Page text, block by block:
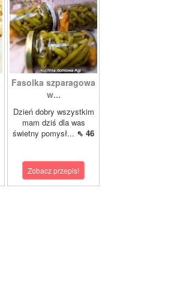
Fasolka szparagowa
w...
Dzień dobry wszystkim
mam dziś dla was
świetny pomysł... ⇖ 46
Zobacz przepis!